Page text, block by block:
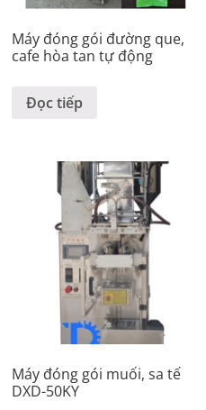
Máy đóng gói đường que,
cafe hòa tan tự động
Đọc tiếp
Máy đóng gói muối, sa tế
DXD-50KY